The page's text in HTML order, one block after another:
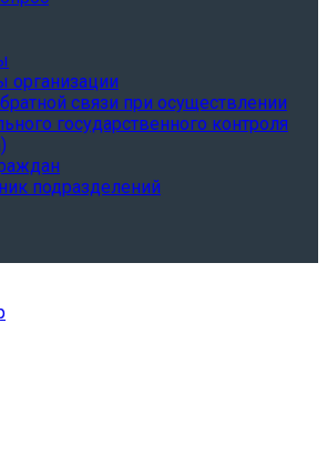
организации
связи при осуществлении
государственного контроля
подразделений